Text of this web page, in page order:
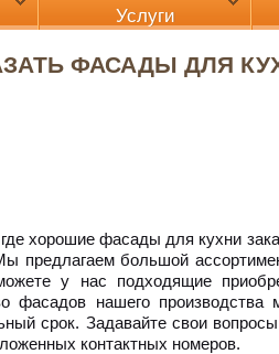
Услуги
ФАСАДЫ ДЛЯ
хорошие фасады для кухни
предлагаем большой
у нас подходящие
фасадов нашего
срок. Задавайте свои
контактных номеров.